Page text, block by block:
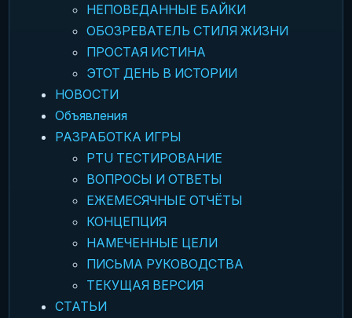
НЕПОВЕДАННЫЕ БАЙКИ
ОБОЗРЕВАТЕЛЬ СТИЛЯ ЖИЗНИ
ПРОСТАЯ ИСТИНА
ЭТОТ ДЕНЬ В ИСТОРИИ
НОВОСТИ
Объявления
РАЗРАБОТКА ИГРЫ
PTU ТЕСТИРОВАНИЕ
ВОПРОСЫ И ОТВЕТЫ
ЕЖЕМЕСЯЧНЫЕ ОТЧЁТЫ
КОНЦЕПЦИЯ
НАМЕЧЕННЫЕ ЦЕЛИ
ПИСЬМА РУКОВОДСТВА
ТЕКУЩАЯ ВЕРСИЯ
СТАТЬИ